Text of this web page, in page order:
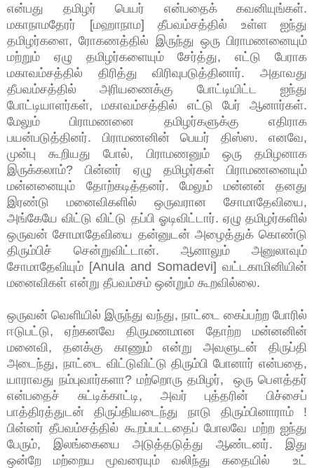
என்பது தமிழர் பெயர் என்பதைக் கவனியுங்கள்.
மகாநாமதேரர் [மஹாநாம] தீபவம்சத்தில் உள்ள ஐந்து
தமிழர்களை, ரோகணத்தில் இருந்து ஒரு பிராமணனையும்
மற்றும் ஏழு தமிழர்களையும் சேர்த்து, எட்டு பேராக
மகாவம்சத்தில் திரித்து விரிவுபடுத்தினார். அதாவது
தீபவம்சத்தில் அரியணைக்கு போட்டியிட்ட ஐந்து
போட்டியாளர்கள், மகாவம்சத்தில் எட்டு பேர் ஆனார்கள்.
மேலும் பிராமணனை தமிழர்களுக்கு எதிராக
பயன்படுத்தினர். பிராமணனின் பெயர் திஸ்ஸ. எனவே,
முன்பு கூறியது போல், பிராமணனும் ஒரு தமிழனாக
இருக்கலாம்? பின்னர் ஏழு தமிழர்கள் பிராமணனையும்
மன்னனையும் தோற்கடித்தனர். மேலும் மன்னன் தனது
இரண்டு மனைவிகளில் ஒருவரான சோமாதேவியை,
அங்கேயே விட்டு விட்டு தப்பி ஓடிவிட்டார். ஏழு தமிழர்களில்
ஒருவன் சோமாதேவியை தன்னுடன் அழைத்துக் கொண்டு
திரும்பிச் சென்றுவிட்டான். ஆனாலும் அனுலாவும்
சோமாதேவியும் [Anula and Somadevi] வட்டகாமினியின்
மனைவிகள் என்று தீபவம்சம் ஒன்றும் கூறவில்லை.
ஒருவன் வெளியில் இருந்து வந்து, நாட்டை கைப்பற்ற போரில்
ஈடுபட்டு, ஏற்கனவே திருமணமான தோற்ற மன்னனின்
மனைவி, தனக்கு காணும் என்று அவளுடன் திருப்தி
அடைந்து, நாட்டை விட்டுவிட்டு திரும்பி போனார் என்பதை,
யாராவது நம்புவார்களா? மற்றொரு தமிழர், ஒரு பௌத்தர்
என்பதைச் சுட்டிக்காட்டி, அவர் புத்தரின் பிச்சைப்
பாத்திரத்துடன் திருப்தியடைந்து நாடு திரும்பினாராம் !
பின்னர் தீபவம்சத்தில் கூறப்பட்டதைப் போலவே மற்ற ஐந்து
பேரும், இலங்கையை அடுத்தடுத்து ஆண்டனர். இது
ஒன்றே மற்றைய மூவரையும் வலிந்து கதையில் உட்